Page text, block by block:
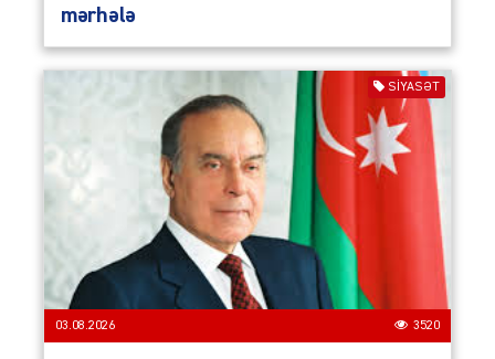
mərhələ
SIYASƏT
03.08.2026 3520